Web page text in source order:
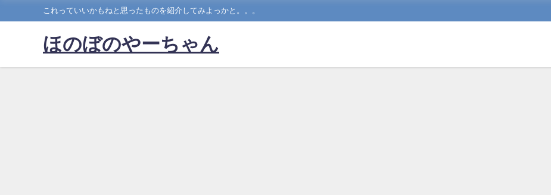
これっていいかもねと思ったものを紹介してみよっかと。。。
ほのぼのやーちゃん